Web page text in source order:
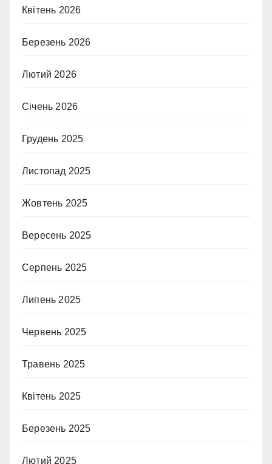
Квітень 2026
Березень 2026
Лютий 2026
Січень 2026
Грудень 2025
Листопад 2025
Жовтень 2025
Вересень 2025
Серпень 2025
Липень 2025
Червень 2025
Травень 2025
Квітень 2025
Березень 2025
Лютий 2025